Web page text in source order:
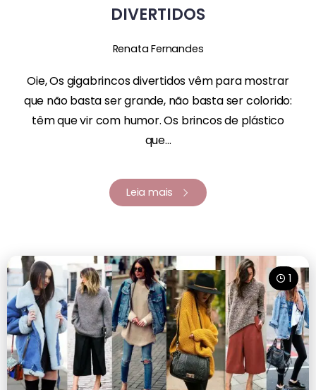
DIVERTIDOS
Renata Fernandes
Oie, Os gigabrincos divertidos vêm para mostrar
que não basta ser grande, não basta ser colorido:
têm que vir com humor. Os brincos de plástico
que...
Leia mais
1